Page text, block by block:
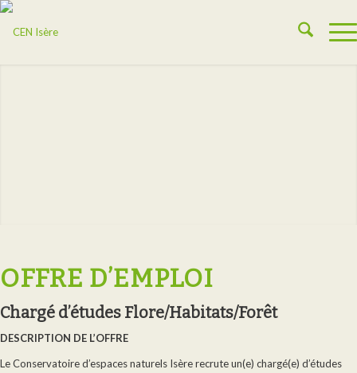
OFFRE D’EMPLOI
Chargé d’études Flore/Habitats/Forêt
DESCRIPTION DE L’OFFRE
Le Conservatoire d’espaces naturels Isère recrute un(e) chargé(e) d’études